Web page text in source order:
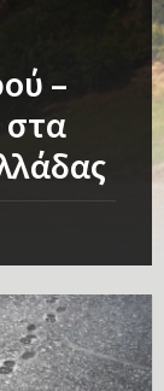
–
στα